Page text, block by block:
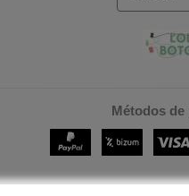
Métodos